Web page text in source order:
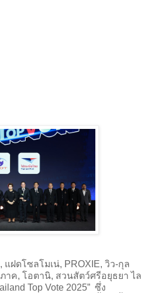
ฝดโซลโมเน่, PROXIE, วิว-กุล
ค, โอตานิ, สวนสัตว์ศรีอยุธยา ไล
Top Vote 2025” ซึ่ง